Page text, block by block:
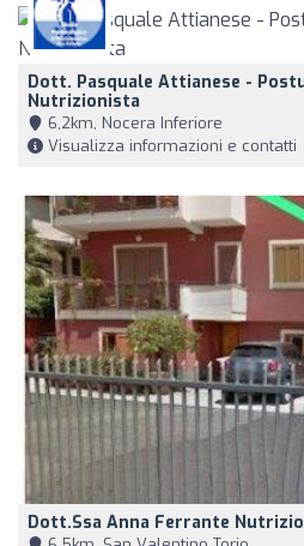
Dott. Pasquale Attianese -
Nutrizionista
6,2km, Nocera Inferiore
Visualizza informazioni e contatti
Dott.ssa Anna Ferrante